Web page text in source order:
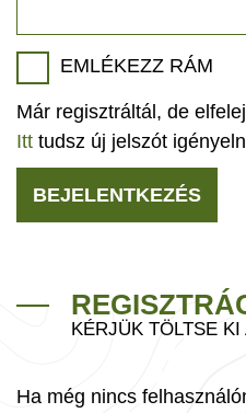
EMLÉKEZZ RÁM
Már regisztráltál, de
Itt tudsz új jelszót
BEJELENTKEZÉS
KÉRJÜK TÖLTSE
Ha még nincs